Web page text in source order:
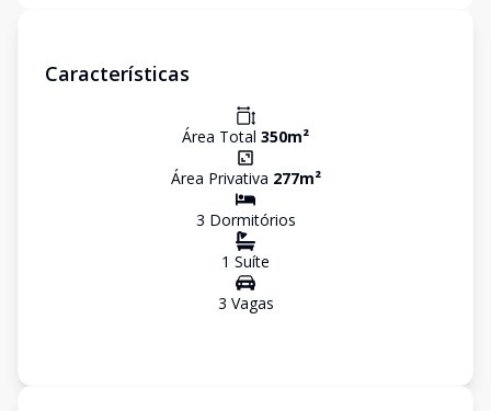
Características
Área Total 350m²
Área Privativa 277m²
3 Dormitórios
1 Suíte
3 Vagas